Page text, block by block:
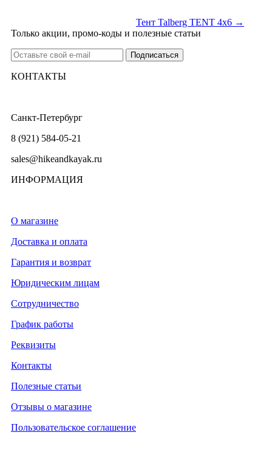
Тент Talberg TENT 4x6 →
Только акции, промо-коды и полезные статьи
КОНТАКТЫ
Санкт-Петербург
8 (921) 584-05-21
sales@hikeandkayak.ru
ИНФОРМАЦИЯ
О магазине
Доставка и оплата
Гарантия и возврат
Юридическим лицам
Сотрудничество
График работы
Реквизиты
Контакты
Полезные статьи
Отзывы о магазине
Пользовательское соглашение